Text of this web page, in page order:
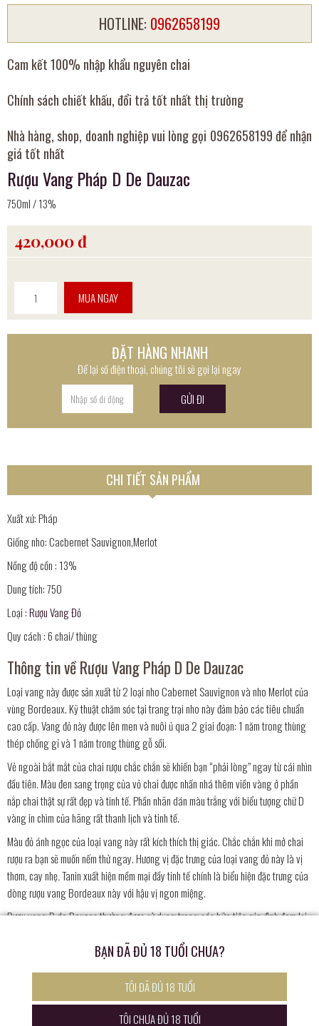
HOTLINE: 0962658199
Cam kết 100% nhập khẩu nguyên chai
Chính sách chiết khấu, đổi trả tốt nhất thị trường
Nhà hàng, shop, doanh nghiệp vui lòng gọi 0962658199 để nhận
giá tốt nhất
Rượu Vang Pháp D De Dauzac
750ml / 13%
420,000 đ
MUA NGAY
ĐẶT HÀNG NHANH
Để lại số điện thoại, chúng tôi sẽ gọi lại ngay
CHI TIẾT SẢN PHẨM
Xuất xứ: Pháp
Giống nho: Cacbernet Sauvignon,Merlot
Nồng độ cồn : 13%
Dung tích: 750
Loại :Rượu Vang Đỏ
Quy cách : 6 chai/ thùng
Thông tin về Rượu Vang Pháp D De Dauzac
Loại vang này được sản xuất từ 2 loại nho Cabernet Sauvignon và nho Merlot của
vùng Bordeaux. Kỹ thuật chăm sóc tại trang trại nho này đảm bảo các tiêu chuẩn
cao cấp. Vang đỏ này được lên men và nuôi ủ qua 2 giai đoạn: 1 năm trong thùng
thép chống gỉ và 1 năm trong thùng gỗ sồi.
Vẻ ngoài bắt mắt của chai rượu chắc chắn sẽ khiến bạn “phải lòng” ngay từ cái nhìn
đầu tiên. Màu đen sang trọng của vỏ chai được nhấn nhá thêm viền vàng ở phần
nắp chai thật sự rất đẹp và tinh tế. Phần nhãn dán màu trắng với biểu tượng chữ D
vàng in chìm của hãng rất thanh lịch và tinh tế.
Màu đỏ ánh ngọc của loại vang này rất kích thích thị giác. Chắc chắn khi mở chai
rượu ra bạn sẽ muốn nếm thử ngay. Hương vị đặc trưng của loại vang đỏ này là vị
thơm, cay nhẹ.Tanin xuất hiện mềm mại đầy tinh tế chính là biểu hiện đặc trưng của
dòng rượu vang Bordeaux này với hậu vị ngon miệng.
Rượu vang D de Dauzac thường được sử dụng trong các bữa tiệc gia đình đem lại
nối mọi người với không khí hân hoan, vui vẻ. Hãy thưởng thức rượu vang với các
rất thú vị và hấp dẫn. Chắc chắn nó sẽ làm hài lòng cả những khách hàng khó tính
BẠN ĐÃ ĐỦ 18 TUỔI CHƯA?
TÔI ĐÃ ĐỦ 18 TUỔI
TÔI CHƯA ĐỦ 18 TUỔI